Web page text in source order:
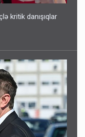
kritik danışıqlar